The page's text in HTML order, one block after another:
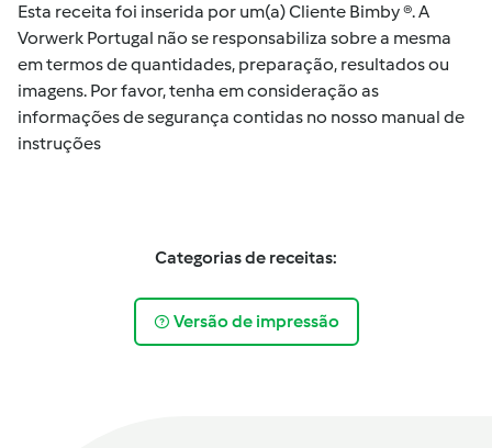
Esta receita foi inserida por um(a) Cliente Bimby ®. A
Vorwerk Portugal não se responsabiliza sobre a mesma
em termos de quantidades, preparação, resultados ou
imagens. Por favor, tenha em consideração as
informações de segurança contidas no nosso manual de
instruções
Categorias de receitas:
Versão de impressão